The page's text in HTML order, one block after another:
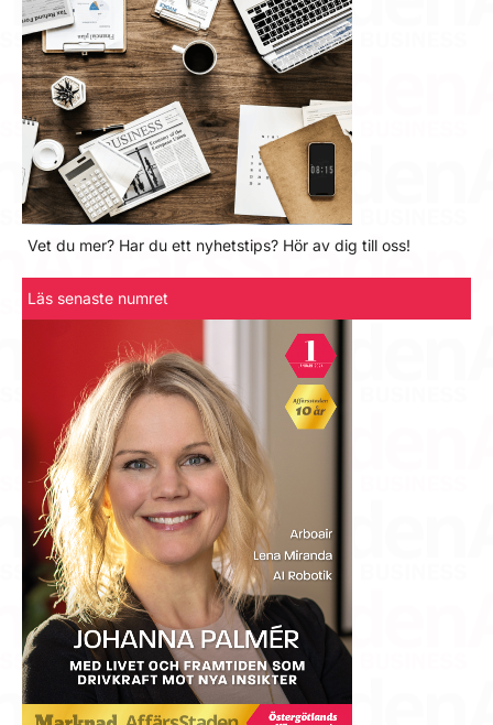
Vet du mer? Har du ett nyhetstips? Hör av dig till oss!
Läs senaste numret